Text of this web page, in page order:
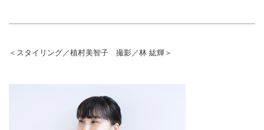
＜スタイリング／植村美智子 撮影／林 紘輝＞